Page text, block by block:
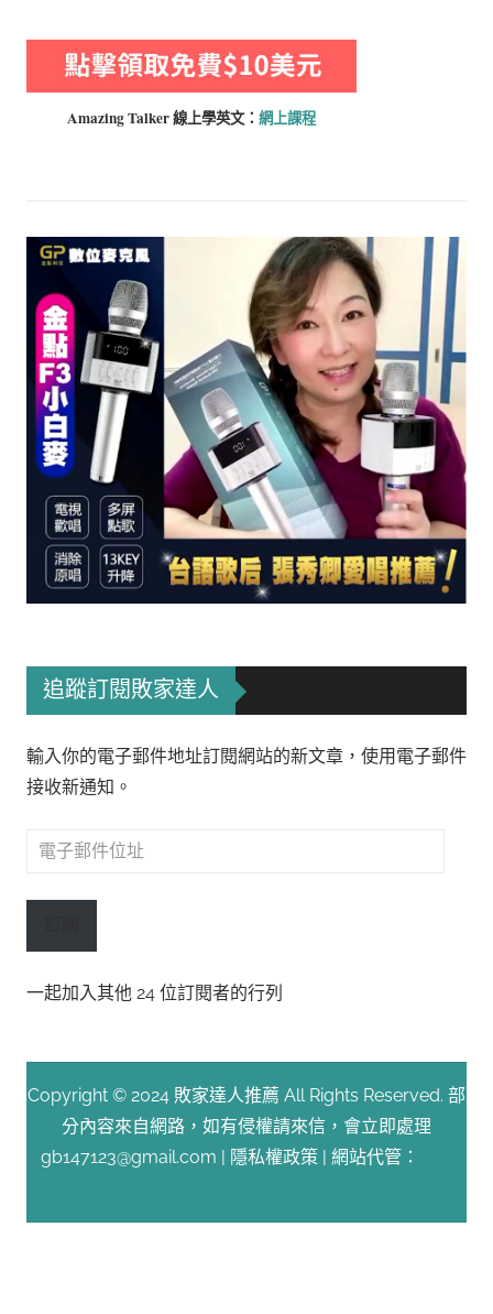
Amazing Talker 線上學英文： 網上課程
追蹤訂閱敗家達人
輸入你的電子郵件地址訂閱網站的新文章，使用電子郵件
接收新通知。
電
郵
址
一起加入其他 24 位訂閱者的行列
Copyright © 2024 敗家達人推薦 All Rights Reserved. 部
分內容來自網路，如有侵權請來信，會立即處理
gb147123@gmail.com | 隱私權政策 | 網站代管：